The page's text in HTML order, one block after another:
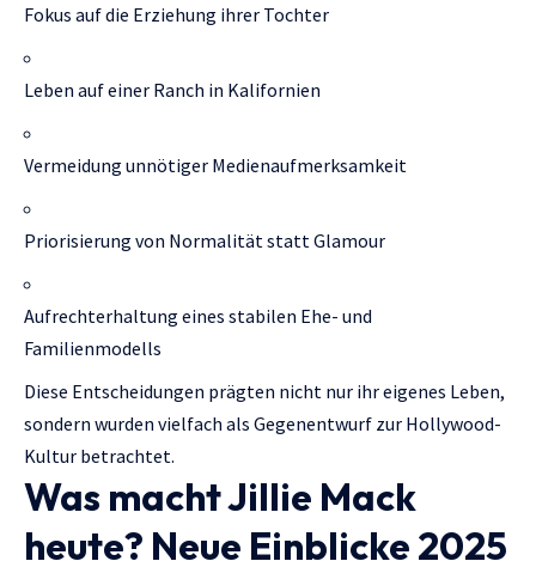
Fokus auf die Erziehung ihrer Tochter
Leben auf einer Ranch in Kalifornien
Vermeidung unnötiger Medienaufmerksamkeit
Priorisierung von Normalität statt Glamour
Aufrechterhaltung eines stabilen Ehe- und
Familienmodells
Diese Entscheidungen prägten nicht nur ihr eigenes Leben,
sondern wurden vielfach als Gegenentwurf zur Hollywood-
Kultur betrachtet.
Was macht Jillie Mack
heute? Neue Einblicke 2025